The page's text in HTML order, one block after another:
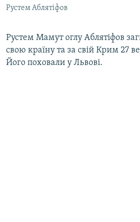
Рустем Аблятіфов
Рустем Мамут оглу Аблятіфов
свою країну та за свій Крим 27
Його поховали у Львові.